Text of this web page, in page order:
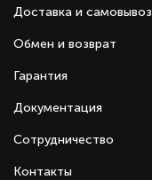
Доставка и самовывоз
Обмен и возврат
Гарантия
Документация
Сотрудничество
Контакты